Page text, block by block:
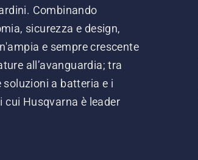
Combinando
sicurezza e design,
e sempre crescente
all’avanguardia; tra
soluzioni a batteria e i
cui Husqvarna è leader